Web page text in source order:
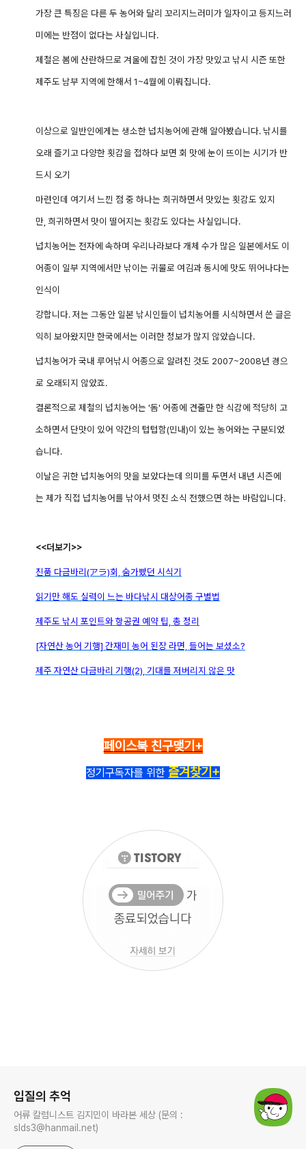
가장 큰 특징은 다른 두 농어와 달리 꼬리지느러미가 일자이고 등지느러
미에는 반점이 없다는 사실입니다.
제철은 봄에 산란하므로 겨울에 잡힌 것이 가장 맛있고 낚시 시즌 또한
제주도 남부 지역에 한해서 1~4월에 이뤄집니다.
이상으로 일반인에게는 생소한 넙치농어에 관해 알아봤습니다. 낚시를
오래 즐기고 다양한 횟감을 접하다 보면 회 맛에 눈이 뜨이는 시기가 반
드시 오기
마련인데 여기서 느낀 점 중 하나는 희귀하면서 맛있는 횟감도 있지
만, 희귀하면서 맛이 떨어지는 횟감도 있다는 사실입니다.
넙치농어는 전자에 속하며 우리나라보다 개체 수가 많은 일본에서도 이
어종이 일부 지역에서만 낚이는 귀물로 여김과 동시에 맛도 뛰어나다는
인식이
강합니다. 저는 그동안 일본 낚시인들이 넙치농어를 시식하면서 쓴 글은
익히 보아왔지만 한국에서는 이러한 정보가 많지 않았습니다.
넙치농어가 국내 루어낚시 어종으로 알려진 것도 2007~2008년 경으
로 오래되지 않았죠.
결론적으로 제철의 넙치농어는 '돔' 어종에 견줄만 한 식감에 적당히 고
소하면서 단맛이 있어 약간의 텁텁함(민내)이 있는 농어와는 구분되었
습니다.
이날은 귀한 넙치농어의 맛을 보았다는데 의미를 두면서 내년 시즌에
는 제가 직접 넙치농어를 낚아서 멋진 소식 전했으면 하는 바람입니다.
<<더보기>>
진품 다금바리(アラ)회, 숨가빴던 시식기
읽기만 해도 실력이 느는 바다낚시 대상어종 구별법
제주도 낚시 포인트와 항공권 예약 팁, 총 정리
[자연산 농어 기행] 간재미 농어 된장 라면, 들어는 보셨소?
제주 자연산 다금바리 기행(2), 기대를 저버리지 않은 맛
페이스북 친구맺기+
정기구독자를 위한 즐겨찾기+
입질의 추억
어류 칼럼니스트 김지민이 바라본 세상 (문의 :
slds3@hanmail.net)